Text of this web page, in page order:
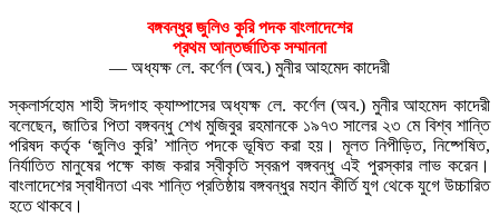
বঙ্গবন্ধুর জুলিও কুরি পদক বাংলাদেশের
প্রথম আন্তর্জাতিক সম্মাননা
— অধ্যক্ষ লে. কর্ণেল (অব.) মুনীর আহমেদ কাদেরী
স্কলার্সহোম শাহী ঈদগাহ ক্যাম্পাসের অধ্যক্ষ লে. কর্ণেল (অব.) মুনীর আহমেদ কাদেরী
বলেছেন, জাতির পিতা বঙ্গবন্ধু শেখ মুজিবুর রহমানকে ১৯৭৩ সালের ২৩ মে বিশ্ব শান্তি
পরিষদ কর্তৃক ‘জুলিও কুরি’ শান্তি পদকে ভূষিত করা হয়। মূলত নিপীড়িত, নিষ্পেষিত,
নির্যাতিত মানুষের পক্ষে কাজ করার স্বীকৃতি স্বরূপ বঙ্গবন্ধু এই পুরস্কার লাভ করেন।
বাংলাদেশের স্বাধীনতা এবং শান্তি প্রতিষ্ঠায় বঙ্গবন্ধুর মহান কীর্তি যুগ থেকে যুগে উচ্চারিত
হতে থাকবে।